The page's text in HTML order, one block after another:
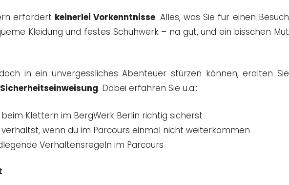
erfordert keinerlei Vorkenntnisse. Alles, was Sie für einen Besuch
Kleidung und festes Schuhwerk – na gut, und ein bisschen Mut
in ein unvergessliches Abenteuer stürzen können, eralten Sie
Sicherheitseinweisung. Dabei erfahren Sie u.a.:
beim Klettern im BergWerk Berlin richtig sicherst
verhältst, wenn du im Parcours einmal nicht weiterkommen
Verhaltensregeln im Parcours